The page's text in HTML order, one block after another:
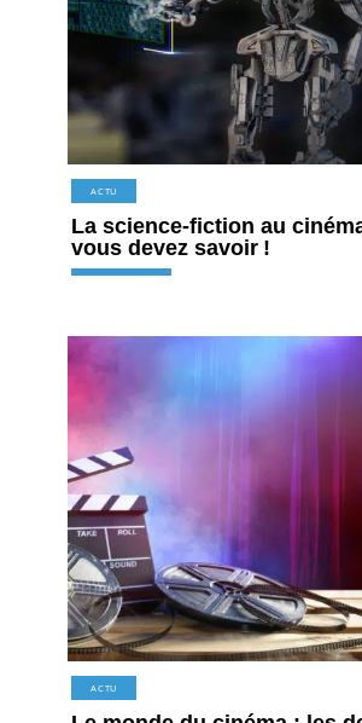
ACTU
La science-fiction au
vous devez savoir !
ACTU